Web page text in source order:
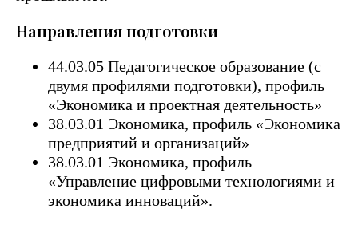
Направления подготовки
44.03.05 Педагогическое образование (с
двумя профилями подготовки), профиль
«Экономика и проектная деятельность»
38.03.01 Экономика, профиль «Экономика
предприятий и организаций»
38.03.01 Экономика, профиль
«Управление цифровыми технологиями и
экономика инноваций».